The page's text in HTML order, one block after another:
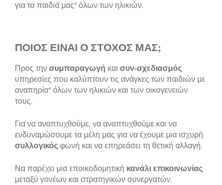
για τα παιδιά μας* όλων των ηλικιών.
ΠΟΙΟΣ ΕΙΝΑΙ Ο ΣΤΟΧΟΣ ΜΑΣ;
Προς την συμπαραγωγή και συν-σχεδιασμός
υπηρεσίες που καλύπτουν τις ανάγκες των παιδιών με
αναπηρία* όλων των ηλικιών και των οικογενειών
τους.
Για να αναπτυχθούμε, να αναπτυχθούμε και να
ενδυναμώσουμε τα μέλη μας για να έχουμε μια ισχυρή
συλλογικός φωνή και να επηρεάσει τη θετική αλλαγή.
Να παρέχει μια εποικοδομητική κανάλι επικοινωνίας
μεταξύ γονέων και στρατηγικών συνεργατών.